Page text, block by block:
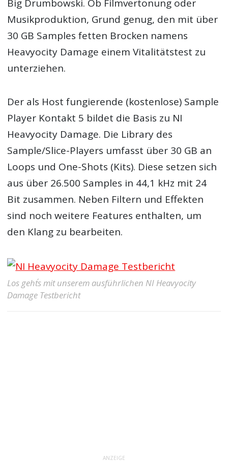
Big Drumbowski. Ob Filmvertonung oder
Musikproduktion, Grund genug, den mit über
30 GB Samples fetten Brocken namens
Heavyocity Damage einem Vitalitätstest zu
unterziehen.
Der als Host fungierende (kostenlose) Sample
Player Kontakt 5 bildet die Basis zu NI
Heavyocity Damage. Die Library des
Sample/Slice-Players umfasst über 30 GB an
Loops und One-Shots (Kits). Diese setzen sich
aus über 26.500 Samples in 44,1 kHz mit 24
Bit zusammen. Neben Filtern und Effekten
sind noch weitere Features enthalten, um
den Klang zu bearbeiten.
Los geht´s mit unserem ausführlichen NI Heavyocity
Damage Testbericht
ANZEIGE